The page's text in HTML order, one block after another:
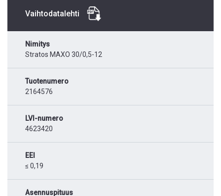
Vaihtodatalehti
Nimitys
Stratos MAXO 30/0,5-12
Tuotenumero
2164576
LVI-numero
4623420
EEI
≤ 0,19
Asennuspituus